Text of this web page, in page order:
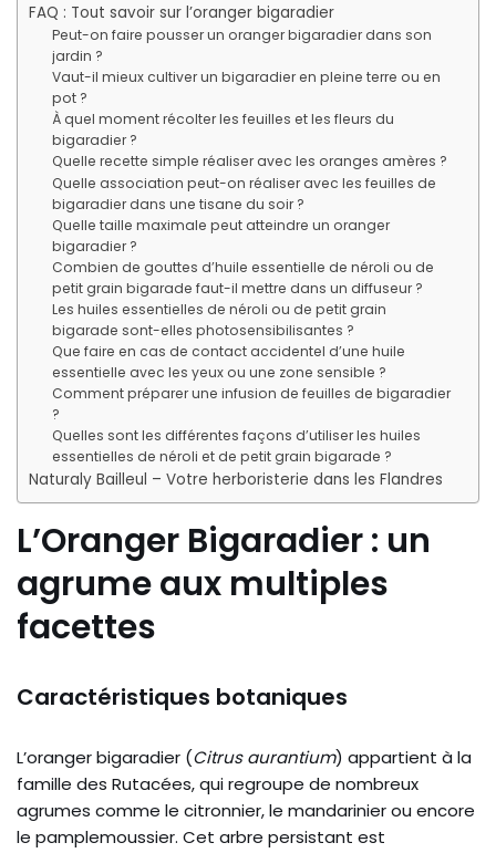
FAQ : Tout savoir sur l’oranger bigaradier
Peut-on faire pousser un oranger bigaradier dans son
jardin ?
Vaut-il mieux cultiver un bigaradier en pleine terre ou en
pot ?
À quel moment récolter les feuilles et les fleurs du
bigaradier ?
Quelle recette simple réaliser avec les oranges amères ?
Quelle association peut-on réaliser avec les feuilles de
bigaradier dans une tisane du soir ?
Quelle taille maximale peut atteindre un oranger
bigaradier ?
Combien de gouttes d’huile essentielle de néroli ou de
petit grain bigarade faut-il mettre dans un diffuseur ?
Les huiles essentielles de néroli ou de petit grain
bigarade sont-elles photosensibilisantes ?
Que faire en cas de contact accidentel d’une huile
essentielle avec les yeux ou une zone sensible ?
Comment préparer une infusion de feuilles de bigaradier
?
Quelles sont les différentes façons d’utiliser les huiles
essentielles de néroli et de petit grain bigarade ?
Naturaly Bailleul – Votre herboristerie dans les Flandres
L’Oranger Bigaradier : un
agrume aux multiples
facettes
Caractéristiques botaniques
L’oranger bigaradier (Citrus aurantium) appartient à la
famille des Rutacées, qui regroupe de nombreux
agrumes comme le citronnier, le mandarinier ou encore
le pamplemoussier. Cet arbre persistant est